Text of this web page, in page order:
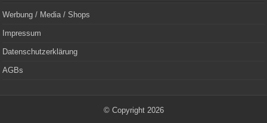
Werbung / Media / Shops
Impressum
Datenschutzerklärung
AGBs
© Copyright 2026